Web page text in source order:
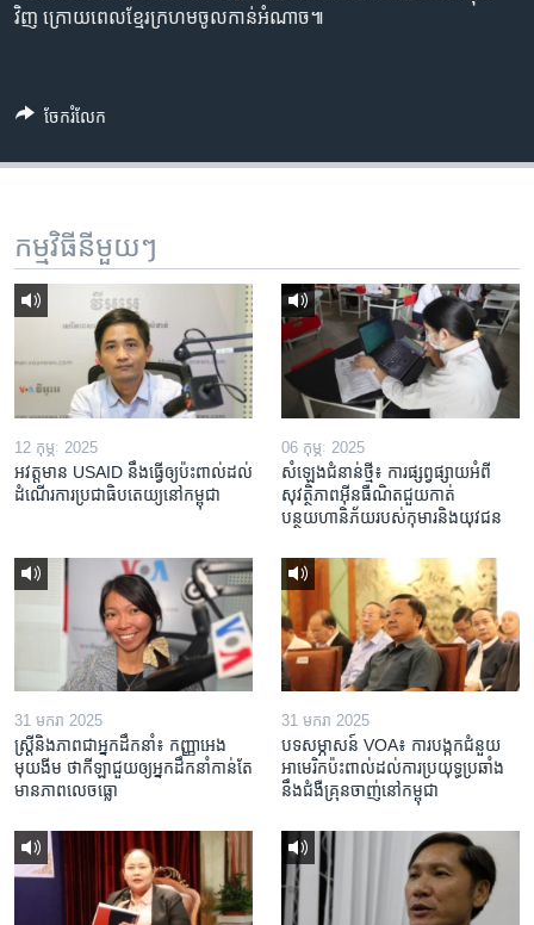
វិញ ក្រោយពេល​ខ្មែរ​ក្រហម​ចូល​កាន់​អំណាច៕
ចែករំលែក
កម្មវិធី​នីមួយៗ
12 កុម្ភៈ 2025
អវត្តមាន USAID នឹងធ្វើឲ្យប៉ះពាល់ដល់
ដំណើរការប្រជាធិបតេយ្យនៅកម្ពុជា
06 កុម្ភៈ 2025
សំឡេងជំនាន់ថ្មី៖ ការផ្សព្វផ្សាយអំពី
សុវត្ថិភាពអ៊ីនធឺណិតជួយកាត់
បន្ថយហានិភ័យរបស់កុមារនិងយុវជន
31 មករា 2025
ស្រ្តី​និង​ភាព​ជា​អ្នក​ដឹកនាំ៖ កញ្ញា​អេង
មុយងីម ថា​កីឡា​ជួយឲ្យ​អ្នកដឹកនាំ​កាន់តែ​
មាន​ភាព​លេចធ្លោ
31 មករា 2025
បទសម្ភាសន៍ VOA៖ ការបង្កក​ជំនួយ​
អាមេរិក​ប៉ះពាល់ដល់​ការប្រយុទ្ធ​ប្រឆាំង​
នឹង​ជំងឺ​គ្រុនចាញ់​នៅ​កម្ពុជា